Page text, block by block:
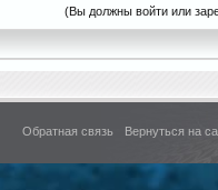
(Вы должны войти или
Обратная связь Вернуться на